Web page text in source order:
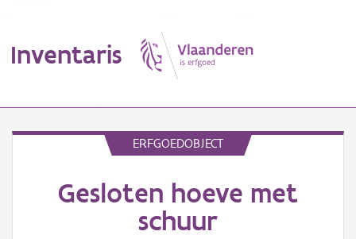
Inventaris
Erfgoedobject
ERFGOEDOBJECT
Gesloten hoeve met
schuur